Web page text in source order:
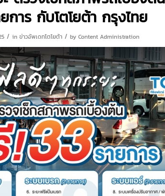
การ กับโตโยต้า กรุงไทย
/ in ข่าวอัพเดทโตโยต้า / by Content Administration